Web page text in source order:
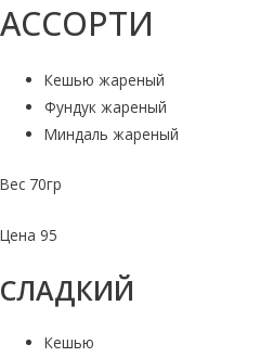
АССОРТИ
Кешью жареный
Фундук жареный
Миндаль жареный
Вес 70гр
Цена 95
СЛАДКИЙ
Кешью